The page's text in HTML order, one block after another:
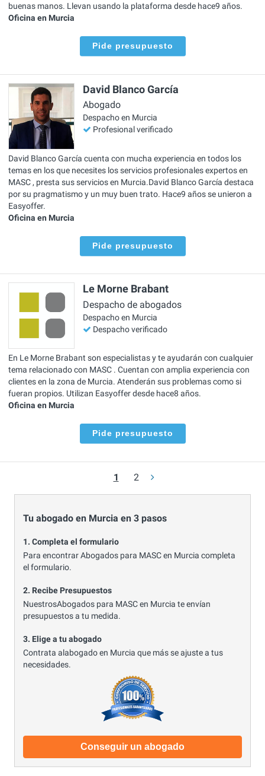
buenas manos. Llevan usando la plataforma desde hace9 años.
Oficina en Murcia
Pide presupuesto
David Blanco García
Abogado
Despacho en Murcia
Profesional verificado
David Blanco García cuenta con mucha experiencia en todos los
temas en los que necesites los servicios profesionales expertos en
MASC , presta sus servicios en Murcia.David Blanco García destaca
por su pragmatismo y un muy buen trato. Hace9 años se unieron a
Easyoffer.
Oficina en Murcia
Pide presupuesto
Le Morne Brabant
Despacho de abogados
Despacho en Murcia
Despacho verificado
En Le Morne Brabant son especialistas y te ayudarán con cualquier
tema relacionado con MASC . Cuentan con amplia experiencia con
clientes en la zona de Murcia. Atenderán sus problemas como si
fueran propios. Utilizan Easyoffer desde hace8 años.
Oficina en Murcia
Pide presupuesto
1 2
Tu abogado en Murcia en 3 pasos
1. Completa el formulario
Para encontrar Abogados para MASC en Murcia completa
el formulario.
2. Recibe Presupuestos
NuestrosAbogados para MASC en Murcia te envían
presupuestos a tu medida.
3. Elige a tu abogado
Contrata alabogado en Murcia que más se ajuste a tus
necesidades.
Conseguir un abogado